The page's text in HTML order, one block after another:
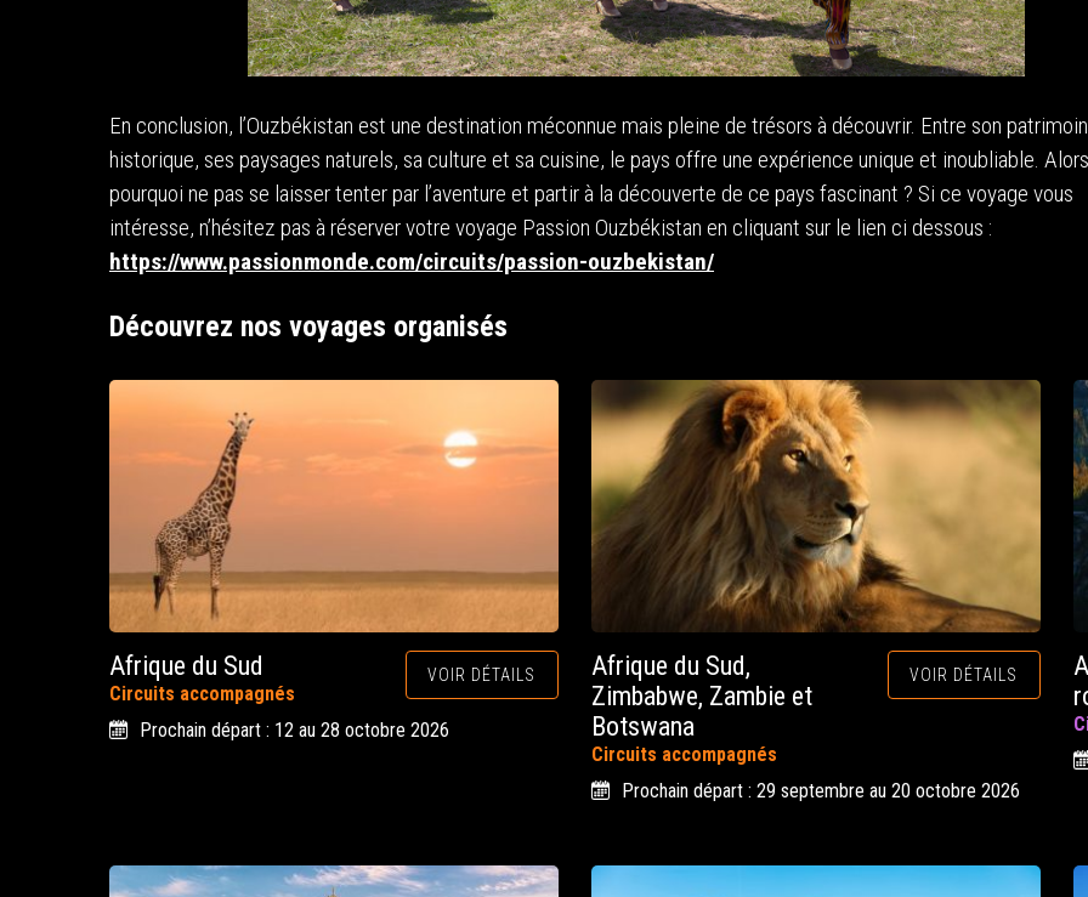
En conclusion, l’Ouzbékistan est une destination méconnue mais pleine de trésors à découvrir. Entre son
historique, ses paysages naturels, sa culture et sa cuisine, le pays offre une expérience unique et inoubliable. Alors
pourquoi ne pas se laisser tenter par l’aventure et partir à la découverte de ce pays fascinant ? Si ce voyage vous
intéresse, n’hésitez pas à réserver votre voyage Passion Ouzbékistan en cliquant sur le lien ci dessous :
https://www.passionmonde.com/circuits/passion-ouzbekistan/
Découvrez nos voyages organisés
Afrique du Sud
Circuits accompagnés
VOIR DÉTAILS
Prochain départ : 12 au 28 octobre 2026
Afrique du Sud,
Zimbabwe, Zambie et
Botswana
Circuits accompagnés
VOIR DÉTAILS
Prochain départ : 29 septembre au 20 octobre 2026